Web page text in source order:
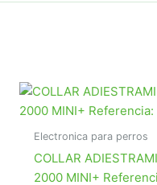
Electronica para perros
COLLAR
2000 MINI+